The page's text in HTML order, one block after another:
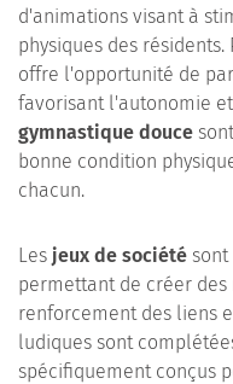
d'animations visant à
physiques des
offre l'opportunité de
favorisant l'autonomie
gymnastique douce
bonne condition
chacun.
Les jeux de société
permettant de créer
renforcement des liens
ludiques sont
spécifiquement conçus